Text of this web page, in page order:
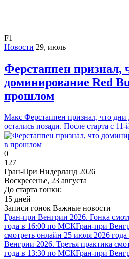
F1
Новости 29, июль
Ферстаппен признал,
доминирование Red
прошлом
Макс Ферстаппен признал, что
остались позади. После старта с 11-
0
127
Гран-При Нидерланд 2026
Воскресенье, 23 августа
До старта гонки:
15 дней
Записи гонок Важные новости
Гран-при Венгрии 2026. Гонка
года в 16:00 по МСКГран-при
смотреть онлайн 25 июля 2026
Венгрии 2026. Третья практика
года в 13:30 по МСКГран-при